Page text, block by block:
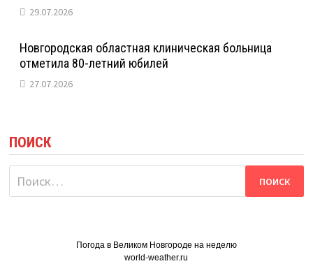
29.07.2026
Новгородская областная клиническая больница
отметила 80-летний юбилей
27.07.2026
ПОИСК
Найти:
Погода в Великом Новгороде на неделю
world-weather.ru